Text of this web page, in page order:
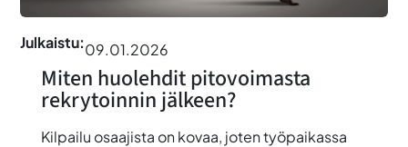
Julkaistu:09.01.2026
Miten huolehdit pitovoimasta
rekrytoinnin jälkeen?
Kilpailu osaajista on kovaa, joten työpaikassa